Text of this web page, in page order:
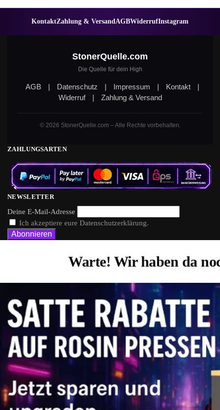
KontaktZahlung & VersandAGBWiderrufInstagram
StonerQuelle.com
Die Quelle für dein High
AGB | Datenschutz | Impressum | Kontakt
|
Widerruf
| Zahlung & Versand
© 2026 StonerQuelle.com – Alle Rechte vorbehalten.
ZAHLUNGSARTEN
NEWSLETTER
Deine E-Mail-Adresse
Ich akzeptiere eure Datenschutzerklärung.
Warte! Wir haben da